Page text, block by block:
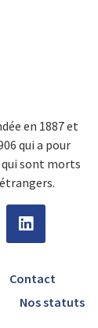
en 1887 et
qui a pour
sont morts
Contact
Nos statuts